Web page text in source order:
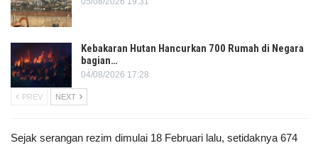
Kebakaran Hutan Hancurkan 700 Rumah di Negara
bagian…
04/08/2026 17:28
PREV NEXT
Sejak serangan rezim dimulai 18 Februari lalu, setidaknya 674